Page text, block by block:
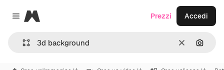
Close menu
Magnific
CancellaCerca
Prezzi Accedi